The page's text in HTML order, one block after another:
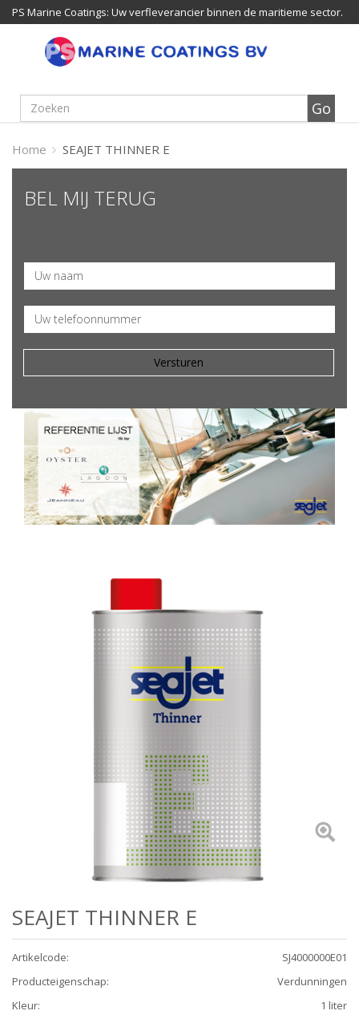
PS Marine Coatings: Uw verfleverancier binnen de maritieme sector.
Home SEAJET THINNER E
BEL MIJ TERUG
SEAJET THINNER E
Artikelcode:
SJ4000000E01
Producteigenschap:
Verdunningen
Kleur: 1 liter